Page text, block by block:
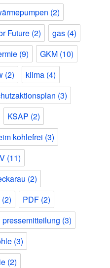
(2)
Future (2) gas (4)
(9) GKM (10)
(2) klima (4)
(3)
KSAP (2)
kohlefrei (3)
(11)
(2)
(2) PDF (2)
pressemitteilung (3)
(3)
(2)